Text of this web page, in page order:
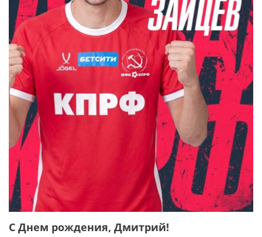
С Днем рождения, Дмитрий!